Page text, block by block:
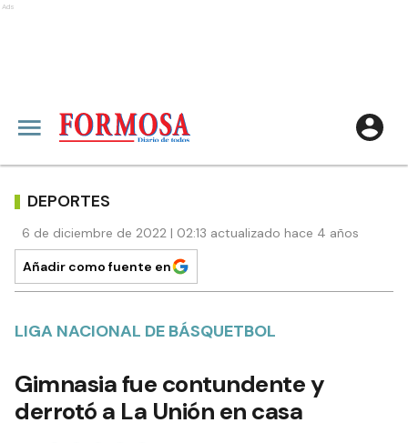
Ads
DEPORTES
6 de diciembre de 2022 | 02:13 actualizado hace 4 años
Añadir como fuente en
LIGA NACIONAL DE BÁSQUETBOL
Gimnasia fue contundente y
derrotó a La Unión en casa